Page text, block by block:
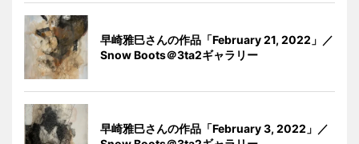
早崎雅巳さんの作品「February 21, 2022」／
Snow Boots＠3ta2ギャラリー
早崎雅巳さんの作品「February 3, 2022」／